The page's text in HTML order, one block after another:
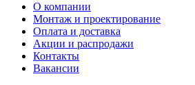
О компании
Монтаж и проектирование
Оплата и доставка
Акции и распродажи
Контакты
Вакансии